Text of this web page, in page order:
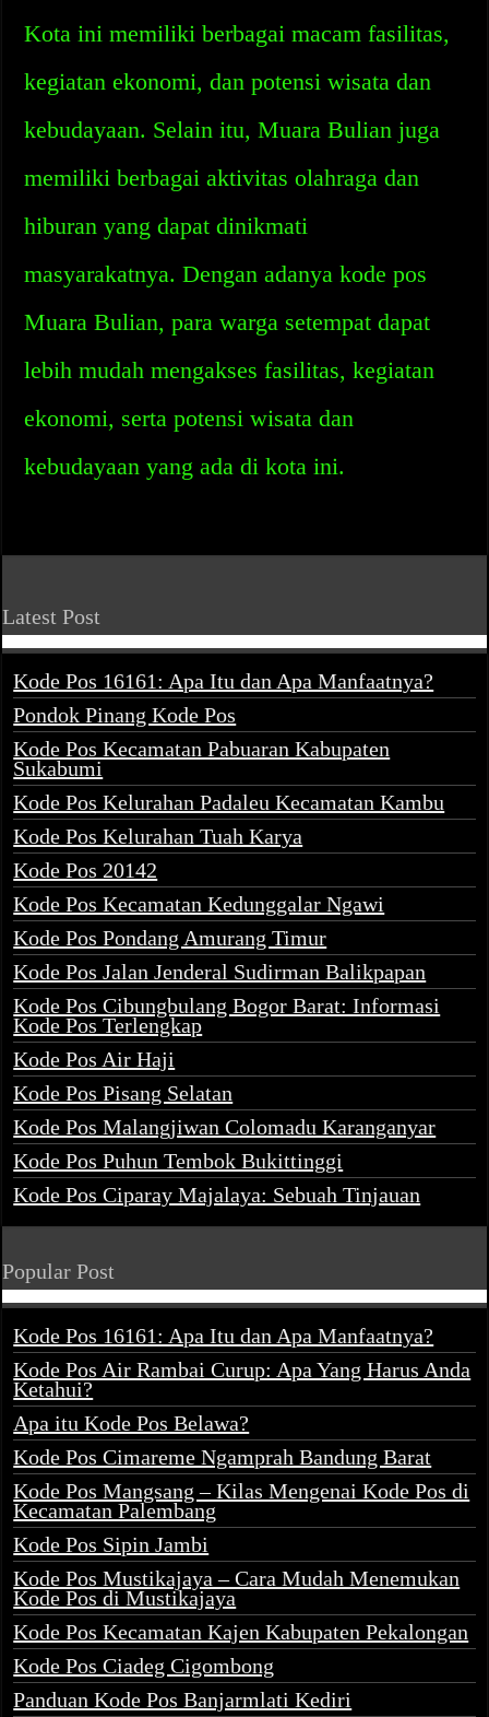
Kota ini memiliki berbagai macam fasilitas,
kegiatan ekonomi, dan potensi wisata dan
kebudayaan. Selain itu, Muara Bulian juga
memiliki berbagai aktivitas olahraga dan
hiburan yang dapat dinikmati
masyarakatnya. Dengan adanya kode pos
Muara Bulian, para warga setempat dapat
lebih mudah mengakses fasilitas, kegiatan
ekonomi, serta potensi wisata dan
kebudayaan yang ada di kota ini.
Latest Post
Kode Pos 16161: Apa Itu dan Apa Manfaatnya?
Pondok Pinang Kode Pos
Kode Pos Kecamatan Pabuaran Kabupaten
Sukabumi
Kode Pos Kelurahan Padaleu Kecamatan Kambu
Kode Pos Kelurahan Tuah Karya
Kode Pos 20142
Kode Pos Kecamatan Kedunggalar Ngawi
Kode Pos Pondang Amurang Timur
Kode Pos Jalan Jenderal Sudirman Balikpapan
Kode Pos Cibungbulang Bogor Barat: Informasi
Kode Pos Terlengkap
Kode Pos Air Haji
Kode Pos Pisang Selatan
Kode Pos Malangjiwan Colomadu Karanganyar
Kode Pos Puhun Tembok Bukittinggi
Kode Pos Ciparay Majalaya: Sebuah Tinjauan
Popular Post
Kode Pos 16161: Apa Itu dan Apa Manfaatnya?
Kode Pos Air Rambai Curup: Apa Yang Harus Anda
Ketahui?
Apa itu Kode Pos Belawa?
Kode Pos Cimareme Ngamprah Bandung Barat
Kode Pos Mangsang – Kilas Mengenai Kode Pos di
Kecamatan Palembang
Kode Pos Sipin Jambi
Kode Pos Mustikajaya – Cara Mudah Menemukan
Kode Pos di Mustikajaya
Kode Pos Kecamatan Kajen Kabupaten Pekalongan
Kode Pos Ciadeg Cigombong
Panduan Kode Pos Banjarmlati Kediri